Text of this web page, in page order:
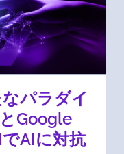
パラダイ
Google
AIに対抗